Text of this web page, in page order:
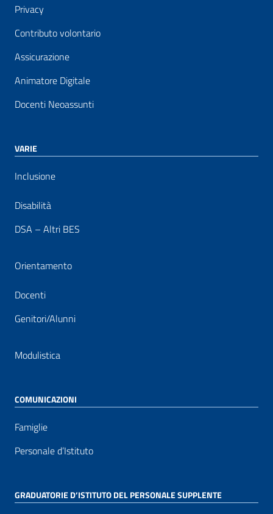
Privacy
Contributo volontario
Assicurazione
Animatore Digitale
Docenti Neoassunti
VARIE
Inclusione
Disabilità
DSA – Altri BES
Orientamento
Docenti
Genitori/Alunni
Modulistica
COMUNICAZIONI
Famiglie
Personale d’Istituto
GRADUATORIE D’ISTITUTO DEL PERSONALE SUPPLENTE